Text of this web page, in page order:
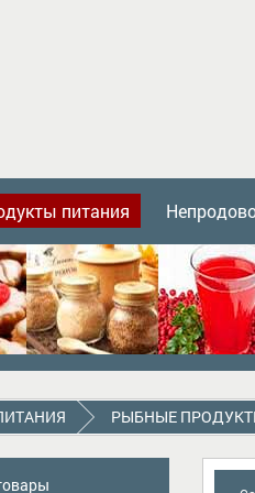
питания
PЫБНЫЕ